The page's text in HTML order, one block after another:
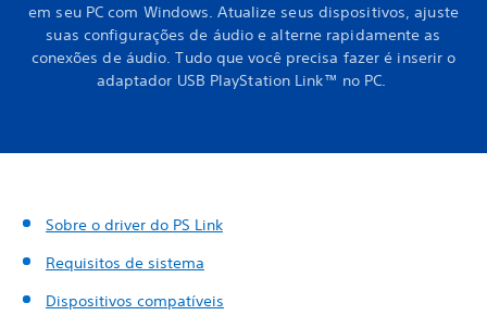
em seu PC com Windows. Atualize seus dispositivos, ajuste
suas configurações de áudio e alterne rapidamente as
conexões de áudio. Tudo que você precisa fazer é inserir o
adaptador USB PlayStation Link™ no PC.
Sobre o driver do PS Link
Requisitos de sistema
Dispositivos compatíveis